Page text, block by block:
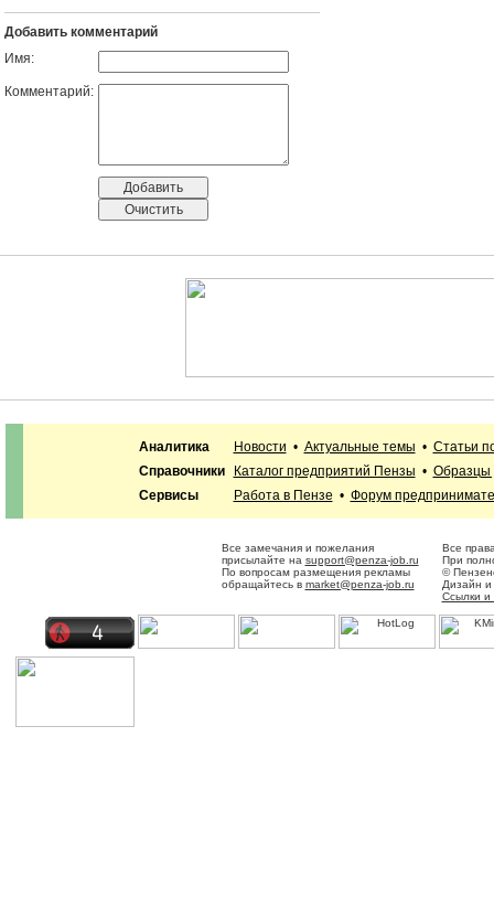
Добавить комментарий
Имя:
Комментарий:
Аналитика Новости • Актуальные темы • Статьи
Справочники
Каталог предприятий Пензы • Образцы
Сервисы
Работа в Пензе • Форум
Все замечания и пожелания
присылайте на support@penza-job.ru
По вопросам размещения рекламы
обращайтесь в market@penza-job.ru
Все
При
©
Дизайн
Ссылки и